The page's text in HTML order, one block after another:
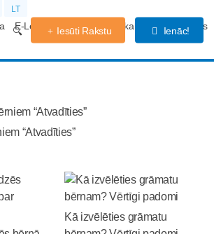
LT
E-Lekcijas Grūtniecības kalendārs Forums
Iesūti Rakstu Ienāc!
“Atvadīties”
Kā izvēlēties grāmatu